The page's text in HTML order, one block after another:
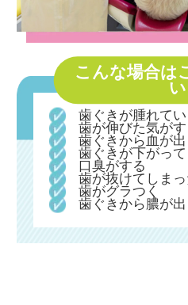
こんな場合は
い
歯ぐきが腫れてい
歯が伸びた気がす
歯ぐきから血が出
歯ぐきが下がっ
口臭がする
歯が抜けてしまっ
歯がグラつく
歯ぐきから膿が出